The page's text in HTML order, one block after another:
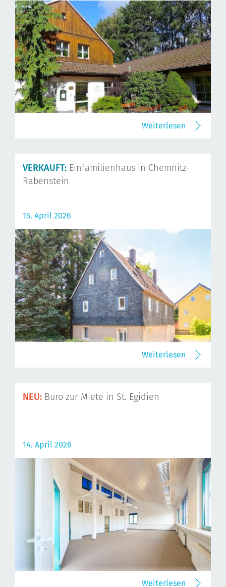
Weiterlesen
VERKAUFT: Einfamilienhaus in Chemnitz-
Rabenstein
15. April 2026
Weiterlesen
NEU: Büro zur Miete in St. Egidien
14. April 2026
Weiterlesen